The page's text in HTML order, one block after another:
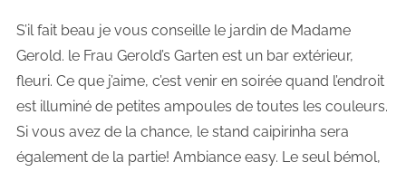
S’il fait beau je vous conseille le jardin de Madame
Gerold. le Frau Gerold’s Garten est un bar extérieur,
fleuri. Ce que j’aime, c’est venir en soirée quand l’endroit
est illuminé de petites ampoules de toutes les couleurs.
Si vous avez de la chance, le stand caipirinha sera
également de la partie! Ambiance easy. Le seul bémol,